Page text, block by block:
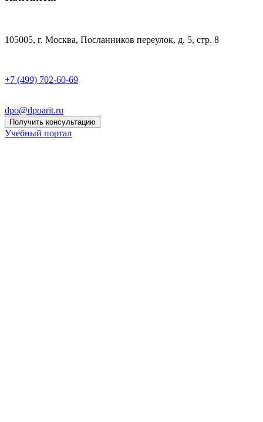
105005, г. Москва, Посланников переулок, д. 5, стр. 8
+7 (499) 702-60-69
dpo@dpoarit.ru
Получить консультацию
Учебный портал